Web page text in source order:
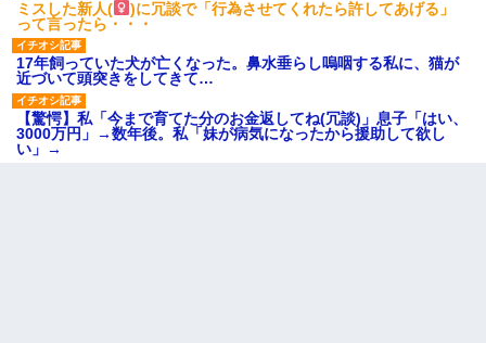
ミスした新人(
)に冗談で「行為させてくれたら許してあげる」
って言ったら・・・
17年飼っていた犬が亡くなった。鼻水垂らし嗚咽する私に、猫が
近づいて頭突きをしてきて…
【驚愕】私「今まで育てた分のお金返してね(冗談)」息子「はい、
3000万円」→数年後。私「妹が病気になったから援助して欲し
い」→